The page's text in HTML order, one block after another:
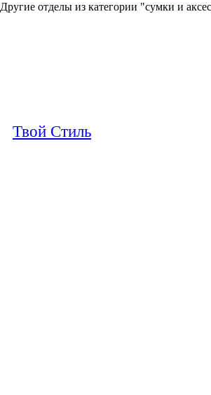
Другие отделы из категории "сумки и
Твой Стиль